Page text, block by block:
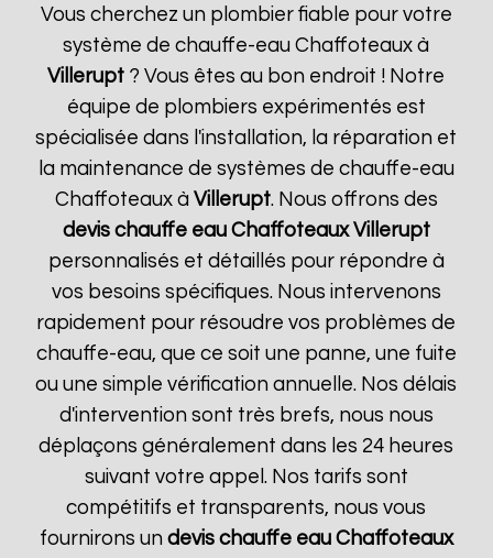
Vous cherchez un plombier fiable pour votre
système de chauffe-eau Chaffoteaux à
Villerupt ? Vous êtes au bon endroit ! Notre
équipe de plombiers expérimentés est
spécialisée dans l'installation, la réparation et
la maintenance de systèmes de chauffe-eau
Chaffoteaux à Villerupt. Nous offrons des
devis chauffe eau Chaffoteaux Villerupt
personnalisés et détaillés pour répondre à
vos besoins spécifiques. Nous intervenons
rapidement pour résoudre vos problèmes de
chauffe-eau, que ce soit une panne, une fuite
ou une simple vérification annuelle. Nos délais
d'intervention sont très brefs, nous nous
déplaçons généralement dans les 24 heures
suivant votre appel. Nos tarifs sont
compétitifs et transparents, nous vous
fournirons un devis chauffe eau Chaffoteaux